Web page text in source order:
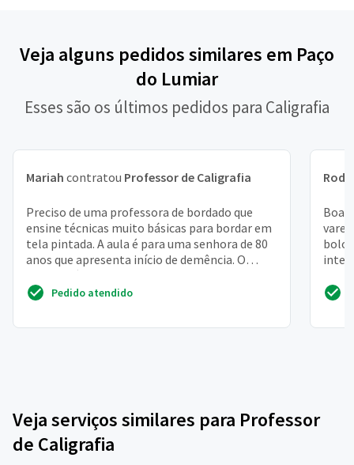
Veja alguns pedidos similares em Paço
do Lumiar
Esses são os últimos pedidos para Caligrafia
Mariah contratou Professor de Caligrafia
Preciso de uma professora de bordado que
ensine técnicas muito básicas para bordar em
tela pintada. A aula é para uma senhora de 80
anos que apresenta início de demência. O
bordado é para...
Pedido atendido
Boa
Veja serviços similares para Professor
de Caligrafia